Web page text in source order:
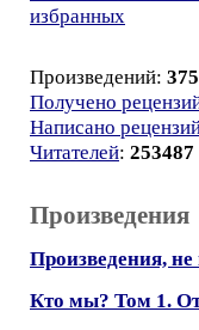
избранных
Произведений: 375
Получено
Написано
Читателей: 253487
Произведения
Произведения,
Кто мы? Том 1.